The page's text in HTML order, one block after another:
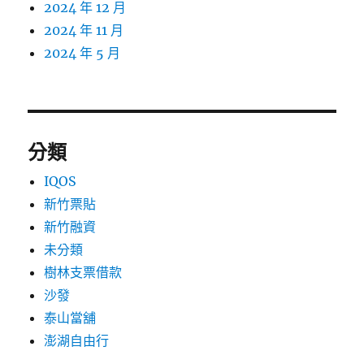
2024 年 12 月
2024 年 11 月
2024 年 5 月
分類
IQOS
新竹票貼
新竹融資
未分類
樹林支票借款
沙發
泰山當舖
澎湖自由行